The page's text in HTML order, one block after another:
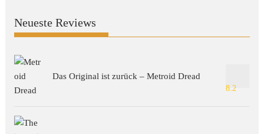
Neueste Reviews
Das Original ist zurück – Metroid Dread
8.2